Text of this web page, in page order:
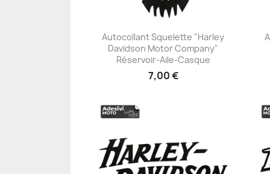
+23
Autocollant Squelette "Harley
Davidson Motor Company"
Réservoir-Aile-Casque
7,00 €